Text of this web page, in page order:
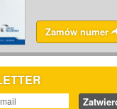
Zamów numer